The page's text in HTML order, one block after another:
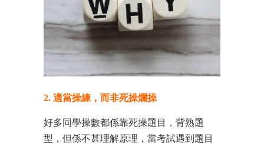
2. 適當操練，而非死操爛操
好多同學操數都係靠死操題目，背熟題
型，但係不甚理解原理，當考試遇到題目